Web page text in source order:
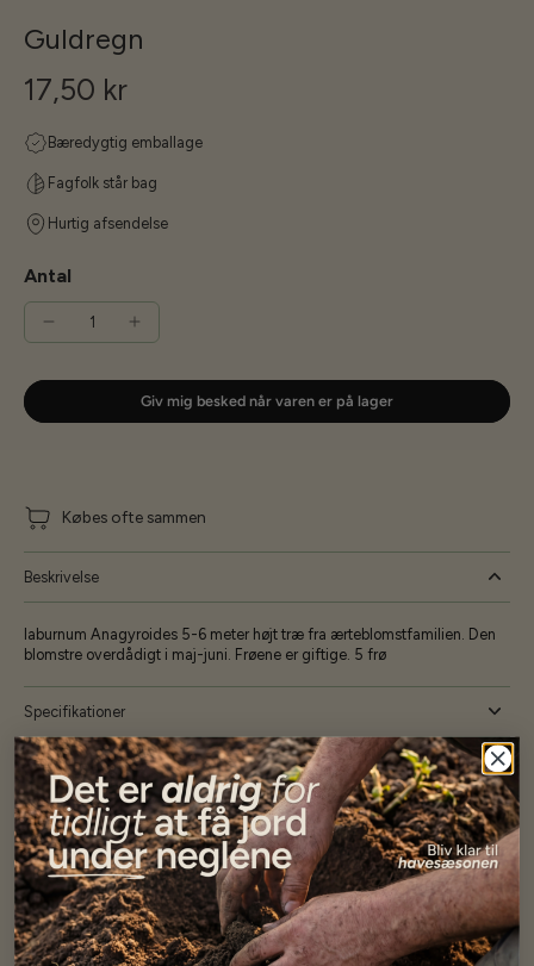
Guldregn
17,50 kr
Bæredygtig emballage
Fagfolk står bag
Hurtig afsendelse
Antal
Giv mig besked når varen er på lager
Købes ofte sammen
Beskrivelse
laburnum Anagyroides 5-6 meter højt træ fra ærteblomstfamilien. Den
blomstre overdådigt i maj-juni. Frøene er giftige. 5 frø
Specifikationer
Se mere af Alle produkter
Vores kundersiger...